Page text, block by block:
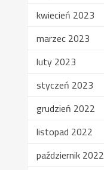
kwiecień 2023
marzec 2023
luty 2023
styczeń 2023
grudzień 2022
listopad 2022
październik 2022